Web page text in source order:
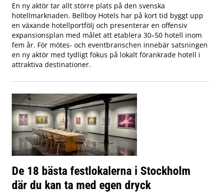
En ny aktör tar allt större plats på den svenska
hotellmarknaden. Bellboy Hotels har på kort tid byggt upp
en växande hotellportfölj och presenterar en offensiv
expansionsplan med målet att etablera 30–50 hotell inom
fem år. För mötes- och eventbranschen innebär satsningen
en ny aktör med tydligt fokus på lokalt förankrade hotell i
attraktiva destinationer.
De 18 bästa festlokalerna i Stockholm
där du kan ta med egen dryck